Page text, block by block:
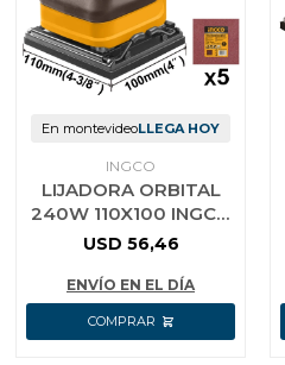
En montevideoLLEGA HOY
INGCO
LIJADORA ORBITAL
240W 110X100 INGCO
PS2416
USD 56,46
ENVÍO EN EL DÍA